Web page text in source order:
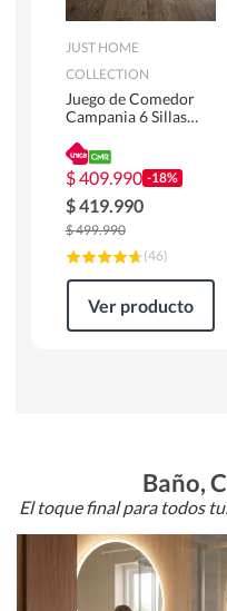
JUST HOME
COLLECTION
Juego de Comedor
Campania 6 Sillas
180 x 90 x 76 cm
Café
$409.990 -18%
$419.990
$499.990
(46)
Ver producto
Baño,
El toque final para todos